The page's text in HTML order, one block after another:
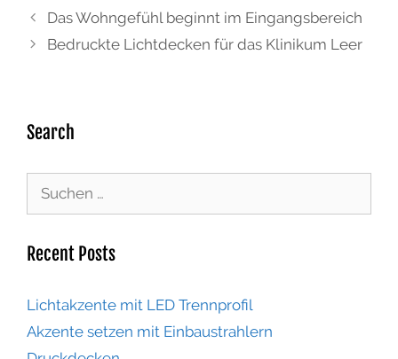
Das Wohngefühl beginnt im Eingangsbereich
Bedruckte Lichtdecken für das Klinikum Leer
Search
Recent Posts
Lichtakzente mit LED Trennprofil
Akzente setzen mit Einbaustrahlern